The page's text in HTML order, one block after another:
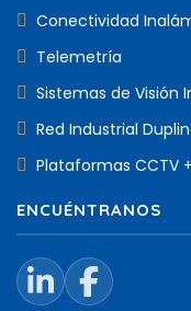
Conectividad
Telemetría
Sistemas de Visión
Red Industrial
Plataformas CCTV
ENCUÉNTRANOS